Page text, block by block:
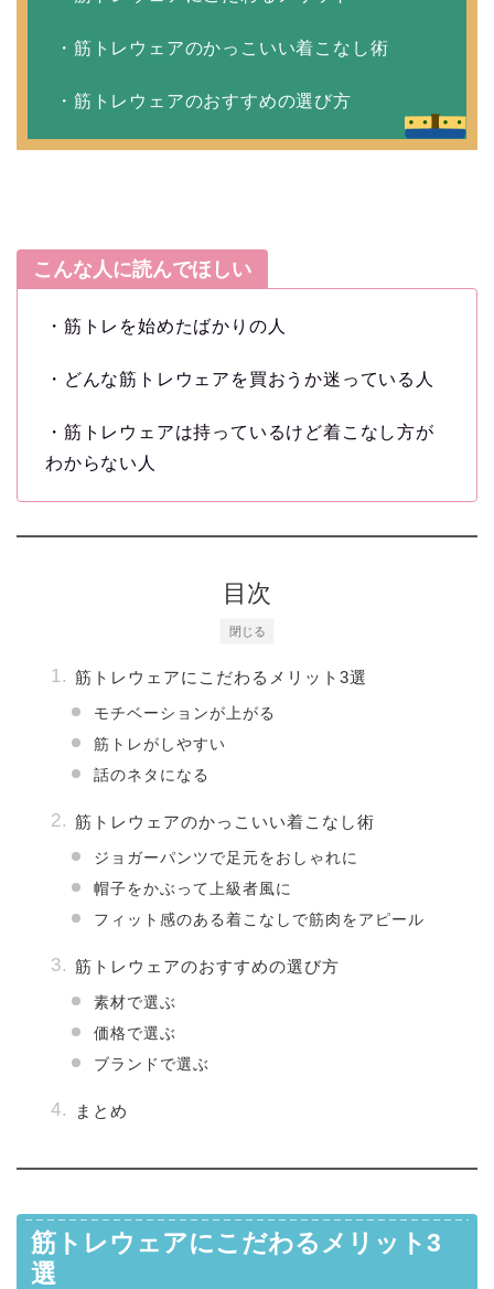
・筋トレウェアのかっこいい着こなし術
・筋トレウェアのおすすめの選び方
こんな人に読んでほしい
・筋トレを始めたばかりの人
・どんな筋トレウェアを買おうか迷っている人
・筋トレウェアは持っているけど着こなし方が
わからない人
閉じる
目次
筋トレウェアにこだわるメリット3選
モチベーションが上がる
筋トレがしやすい
話のネタになる
筋トレウェアのかっこいい着こなし術
ジョガーパンツで足元をおしゃれに
帽子をかぶって上級者風に
フィット感のある着こなしで筋肉をアピール
筋トレウェアのおすすめの選び方
素材で選ぶ
価格で選ぶ
ブランドで選ぶ
まとめ
筋トレウェアにこだわるメリット3
選